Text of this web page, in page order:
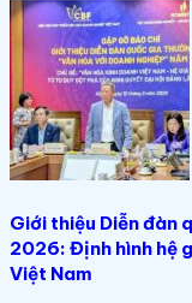
Giới thiệu Diễn đàn
2026: Định hình hệ
Việt Nam